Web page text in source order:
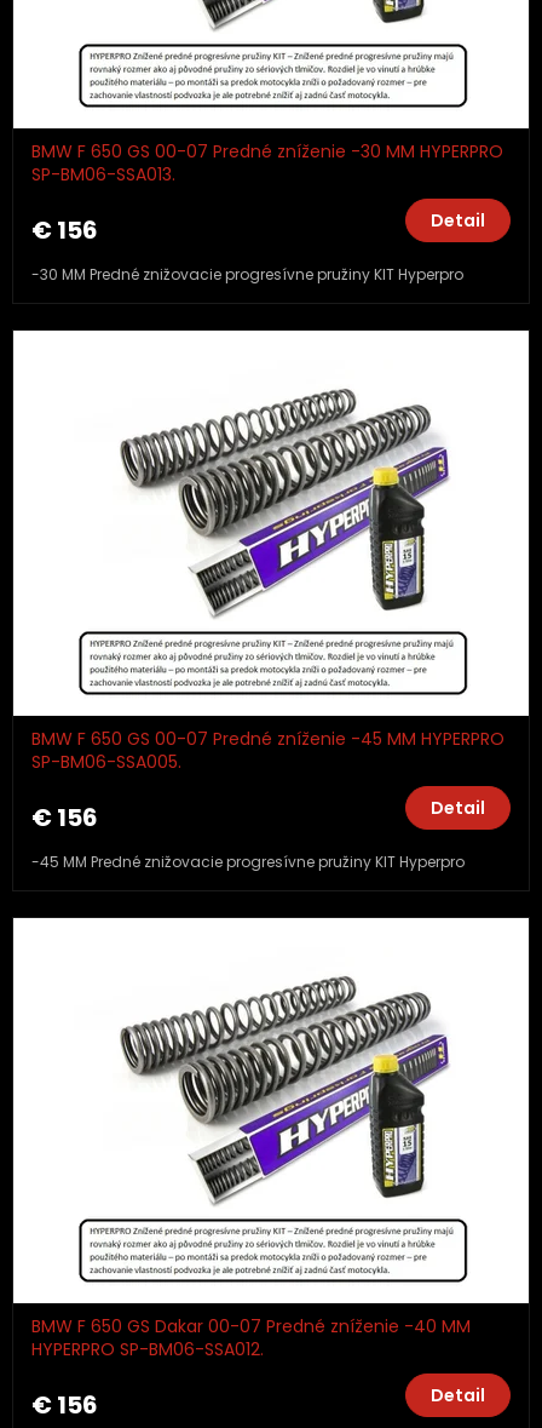
BMW F 650 GS 00-07 Predné zníženie -30 MM HYPERPRO
SP-BM06-SSA013.
€ 156 Detail
-30 MM Predné znižovacie progresívne pružiny KIT Hyperpro
BMW F 650 GS 00-07 Predné zníženie -45 MM HYPERPRO
SP-BM06-SSA005.
€ 156 Detail
-45 MM Predné znižovacie progresívne pružiny KIT Hyperpro
BMW F 650 GS Dakar 00-07 Predné zníženie -40 MM
HYPERPRO SP-BM06-SSA012.
€ 156 Detail